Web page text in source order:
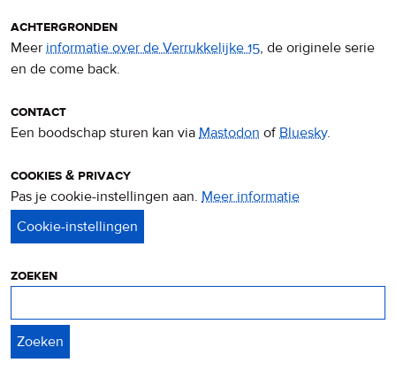
achtergronden
Meer informatie over de Verrukkelijke 15, de originele serie
en de come back.
contact
Een boodschap sturen kan via Mastodon ofBluesky.
cookies & privacy
Pas je cookie-instellingen aan. Meer informatie
zoeken